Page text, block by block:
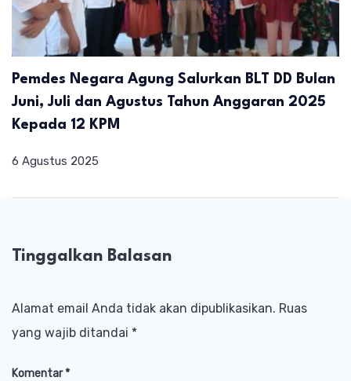
Pemdes Negara Agung Salurkan BLT DD Bulan
Juni, Juli dan Agustus Tahun Anggaran 2025
Kepada 12 KPM
6 Agustus 2025
Tinggalkan Balasan
Alamat email Anda tidak akan dipublikasikan. Ruas
yang wajib ditandai *
Komentar*